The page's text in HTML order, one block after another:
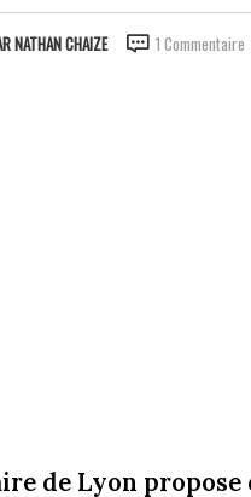
NATHAN CHAIZE 1 Commentaire
de Lyon propose